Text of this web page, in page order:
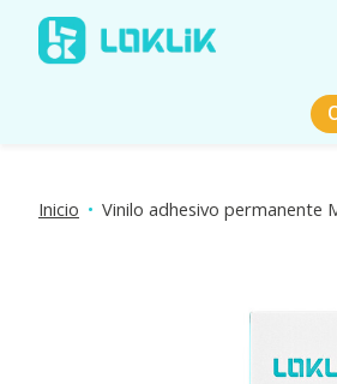
Inicio • Vinilo adhesivo permanente